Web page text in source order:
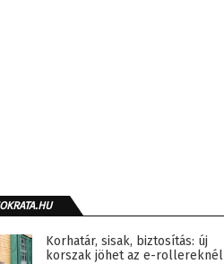
Korhatár, sisak, biztosítás: új
korszak jöhet az e-rollereknél